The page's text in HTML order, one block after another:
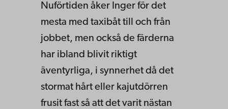
Nuförtiden åker Inger för det
mesta med taxibåt till och från
jobbet, men också de färderna
har ibland blivit riktigt
äventyrliga, i synnerhet då det
stormat hårt eller kajutdörren
frusit fast så att det varit nästan